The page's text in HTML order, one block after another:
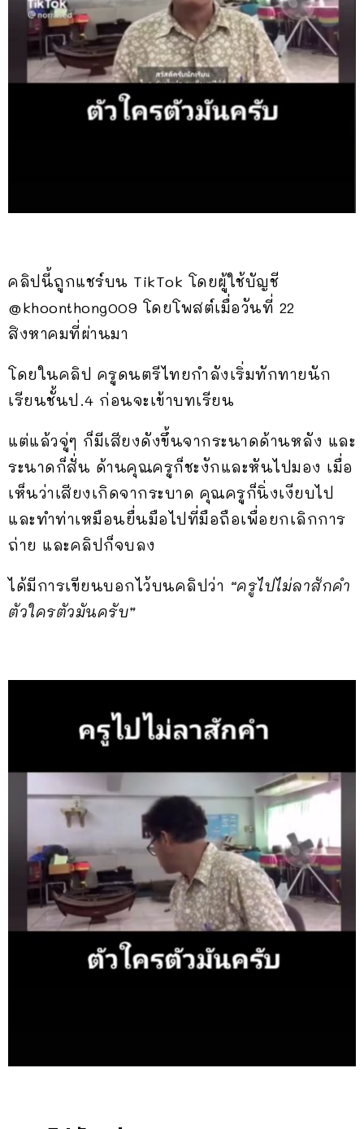
คลิปนี้ถูกแชร์บน TikTok โดยผู้ใช้บัญชี
@khoonthong009 โดยโพสต์เมื่อวันที่ 22
สิงหาคมที่ผ่านมา
โดยในคลิป ครูดนตรีไทยกำลังเริ่มทักทายนัก
เรียนชั้นป.4 ก่อนจะเข้าบทเรียน
แต่แล้วจู่ๆ ก็มีเสียงดังขึ้นจากระนาดด้านหลัง และ
ระนาดก็สั่น ด้านคุณครูก็ชะงักและหันไปมอง เมื่อ
เห็นว่าเสียงเกิดจากระบาด คุณครูก็นิ่งเงียบไป
และทำท่าเหมือนยื่นมือไปที่มือถือเพื่อยกเลิกการ
ถ่าย และคลิปก็จบลง
ได้มีการเขียนบอกไว้บนคลิปว่า “ครูไปไม่ลาสักคำ
ตัวใครตัวมันครับ”